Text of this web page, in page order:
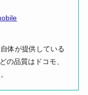
体が提供している
の品質はドコモ、